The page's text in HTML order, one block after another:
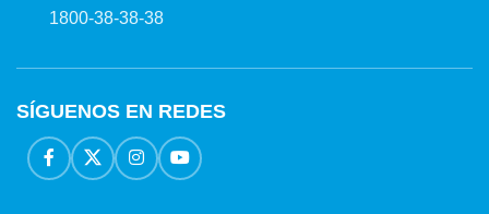
1800-38-38-38
SÍGUENOS EN REDES